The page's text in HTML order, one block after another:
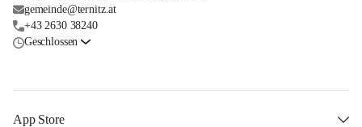
gemeinde@ternitz.at
+43 2630 38240
Geschlossen
App Store